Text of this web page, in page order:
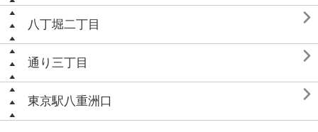
八丁堀二丁目 
通り三丁目 
東京駅八重洲口 